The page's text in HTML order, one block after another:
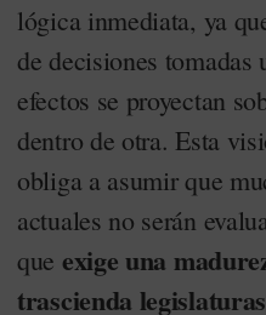
lógica inmediata, ya
de decisiones tomadas
efectos se proyectan
dentro de otra. Esta
obliga a asumir que
actuales no serán
que exige una
trascienda legislaturas